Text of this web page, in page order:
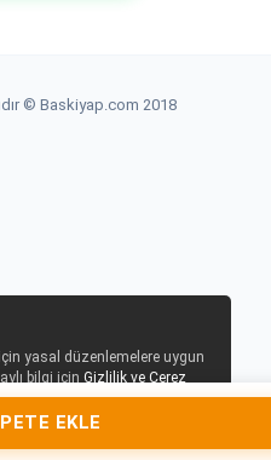
EKLE
© Baskiyap.com 2018
yasal düzenlemelere uygun
bilgi için Gizlilik ve Çerez